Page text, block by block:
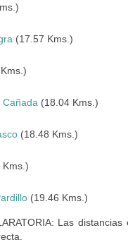
(17.57 Kms.)
Cañada (18.04 Kms.)
(18.48 Kms.)
Kms.)
(19.46 Kms.)
Las